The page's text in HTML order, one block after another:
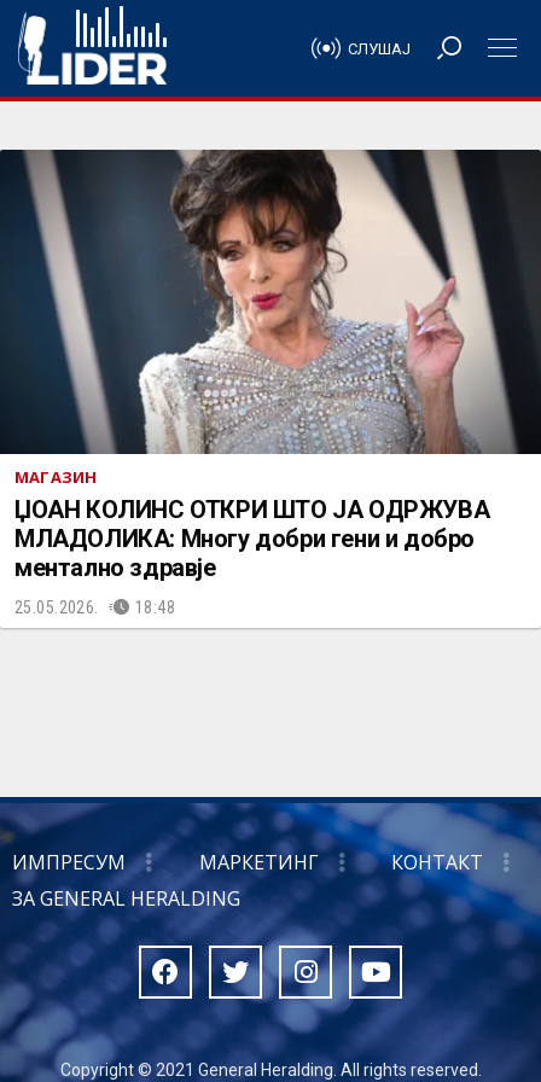
СЛУШАЈ
МАГАЗИН
ЏОАН КОЛИНС ОТКРИ ШТО ЈА ОДРЖУВА
МЛАДОЛИКА: Многу добри гени и добро
ментално здравје
25.05.2026. 18:48
ИМПРЕСУМ МАРКЕТИНГ
КОНТАКТ
ЗА GENERAL HERALDING
Copyright © 2021 General Heralding. All rights reserved.